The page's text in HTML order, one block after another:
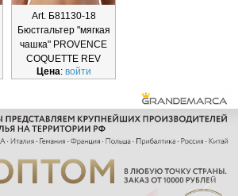
Art. Б81130-18
Бюстгальтер "мягкая
чашка" PROVENCE
COQUETTE REV
Цена: войти